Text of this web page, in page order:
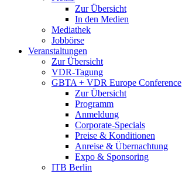
Zur Übersicht
In den Medien
Mediathek
Jobbörse
Veranstaltungen
Zur Übersicht
VDR-Tagung
GBTA + VDR Europe Conference
Zur Übersicht
Programm
Anmeldung
Corporate-Specials
Preise & Konditionen
Anreise & Übernachtung
Expo & Sponsoring
ITB Berlin